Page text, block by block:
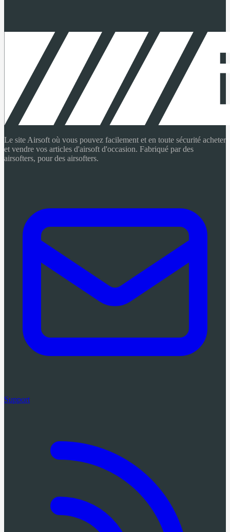
Le site Airsoft où vous pouvez facilement et en toute sécurité acheter
et vendre vos articles d'airsoft d'occasion. Fabriqué par des
airsofters, pour des airsofters.
Support